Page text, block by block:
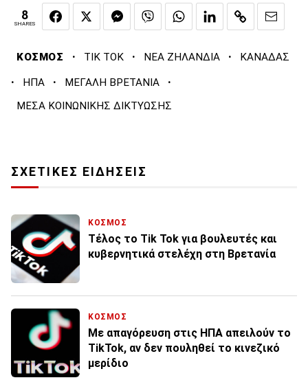
8
SHARES
ΚΟΣΜΟΣ · TIK TOK · ΝΕΑ ΖΗΛΑΝΔΙΑ · ΚΑΝΑΔΑΣ
· ΗΠΑ · ΜΕΓΑΛΗ ΒΡΕΤΑΝΙΑ ·
ΜΕΣΑ ΚΟΙΝΩΝΙΚΗΣ ΔΙΚΤΥΩΣΗΣ
ΣΧΕΤΙΚΕΣ ΕΙΔΗΣΕΙΣ
ΚΟΣΜΟΣ
Τέλος το Tik Tok για βουλευτές και
κυβερνητικά στελέχη στη Βρετανία
ΚΟΣΜΟΣ
Με απαγόρευση στις ΗΠΑ απειλούν το
TikTok, αν δεν πουληθεί το κινεζικό
μερίδιο